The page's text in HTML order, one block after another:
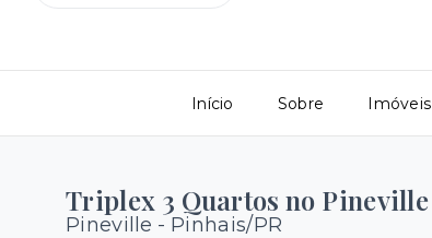
Início Sobre
Triplex 3 Quartos no Pineville
Pineville - Pinhais/PR